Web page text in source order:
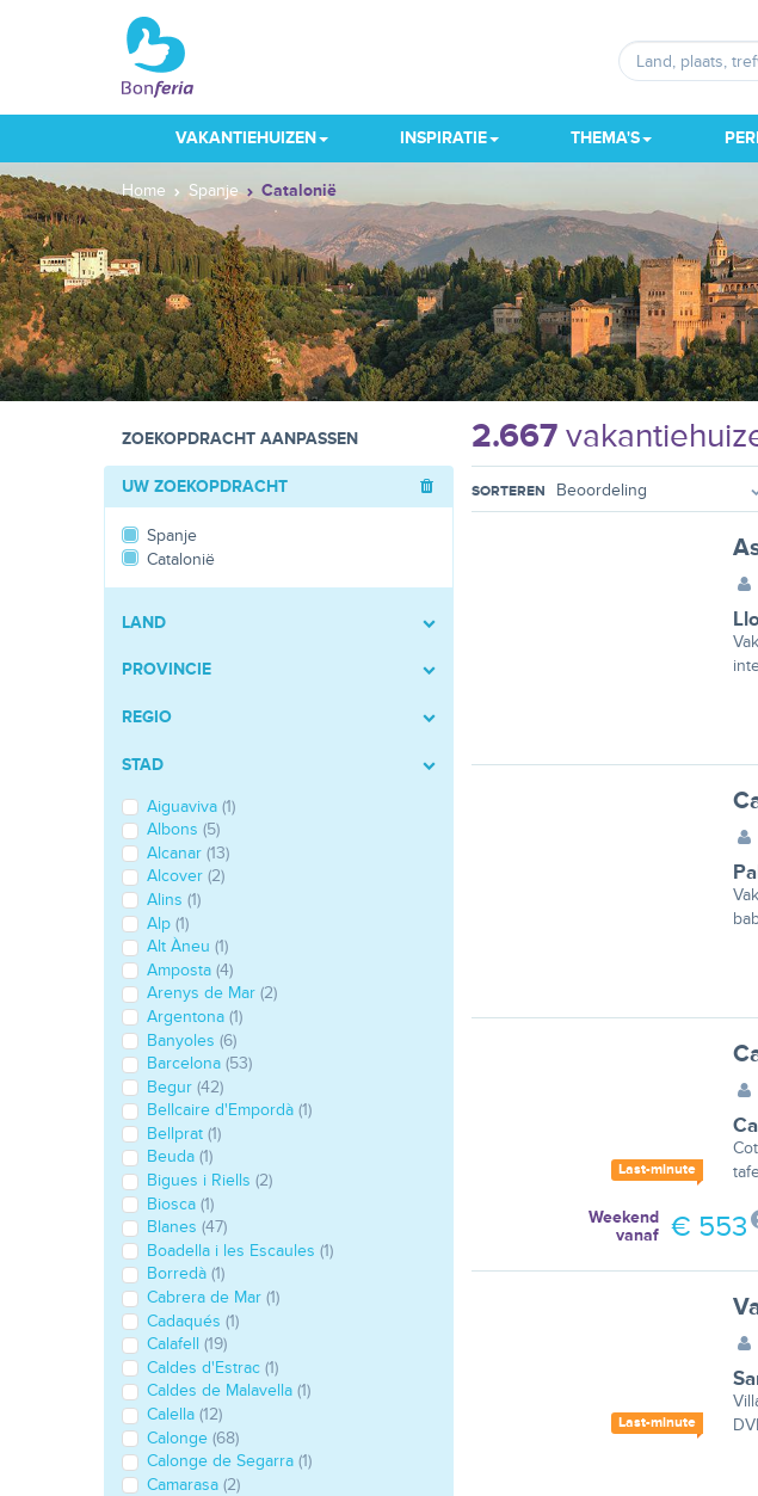
VAKANTIEHUIZEN INSPIRATIE THEMA'S
Home Spanje Catalonië
ZOEKOPDRACHT AANPASSEN 2.667
UW ZOEKOPDRACHT
Spanje
Catalonië
LAND
PROVINCIE
REGIO
STAD
Aiguaviva (1)
Albons (5)
Alcanar (13)
Alcover (2)
Alins (1)
Alp (1)
Alt Àneu (1)
Amposta (4)
Arenys de Mar (2)
Argentona (1)
Banyoles (6)
Barcelona (53)
Begur (42)
Bellcaire d'Empordà (1)
Bellprat (1)
Beuda (1)
Bigues i Riells (2)
Biosca (1)
Blanes (47)
Boadella i les Escaules (1)
Borredà (1)
Cabrera de Mar (1)
Cadaqués (1)
Calafell (19)
Caldes d'Estrac (1)
Caldes de Malavella (1)
Calella (12)
Calonge (68)
Calonge de Segarra (1)
Camarasa (2)
SORTEREN
Last-minute
Weekend
vanaf
€ 553
Last-minute